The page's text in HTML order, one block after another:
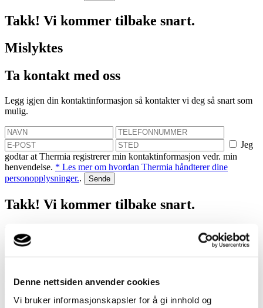
Denne nettsiden anvender cookies
Vi bruker informasjonskapsler for å gi innhold og
Takk! Vi kommer tilbake snart.
Mislyktes
Ta kontakt med oss
Legg igjen din kontaktinformasjon så kontakter vi deg så snart som
mulig.
Jeg
godtar at Thermia registrerer min kontaktinformasjon vedr. min
henvendelse. * Les mer om hvordan Thermia håndterer dine
personopplysninger..
Takk! Vi kommer tilbake snart.
Mislyktes
Bestill et hjemmebesøk
Vi hjelper deg med å finne ut hvor mye du kan spare med en
varmepumpe!